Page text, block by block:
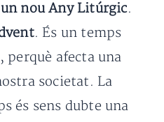
nou Any Litúrgic.
. És un temps
afecta una
societat. La
és sens dubte una